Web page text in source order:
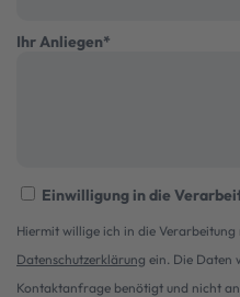
Ihr Anliegen*
Einwilligung in die
Hiermit willige ich in die
Datenschutzerklärung ein. Die Daten
Kontaktanfrage benötigt und nicht